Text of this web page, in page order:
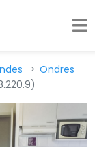
Ondres